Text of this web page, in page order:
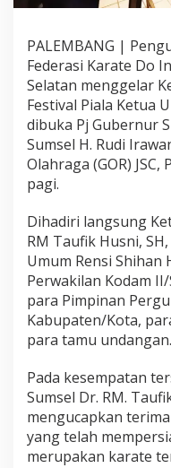
O
K
I
S
u
m
s
l
D
k
u
t
i
i
b
u
a
A
t
l
e
t
K
PALEMBANG |
Federasi Karate Do
Selatan menggelar
Festival Piala Ketua
dibuka Pj Gubernur
Sumsel H. Rudi
Olahraga (GOR)
pagi.
Dihadiri langsung
RM Taufik Husni,
Umum Rensi Shihan
Perwakilan Kodam
para Pimpinan
Kabupaten/Kota,
para tamu undangan.
Pada kesempatan
Sumsel Dr. RM.
mengucapkan
yang telah
merupakan karate